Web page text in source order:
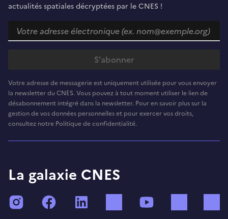
actualités spatiales décryptées par le CNES !
Votre adresse de messagerie est uniquement utilisée pour vous envoyer
la newsletter du CNES. Vous pouvez à tout moment utiliser le lien de
désabonnement intégré dans la newsletter. Pour en savoir plus sur la
gestion de vos données personnelles et pour exercer vos droits,
consultez notre Politique de confidentialité.
La galaxie CNES
InstagramFacebook TikTok